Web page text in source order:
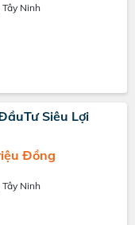
Tây Ninh
Siêu Lợi
Đồng
Tây Ninh